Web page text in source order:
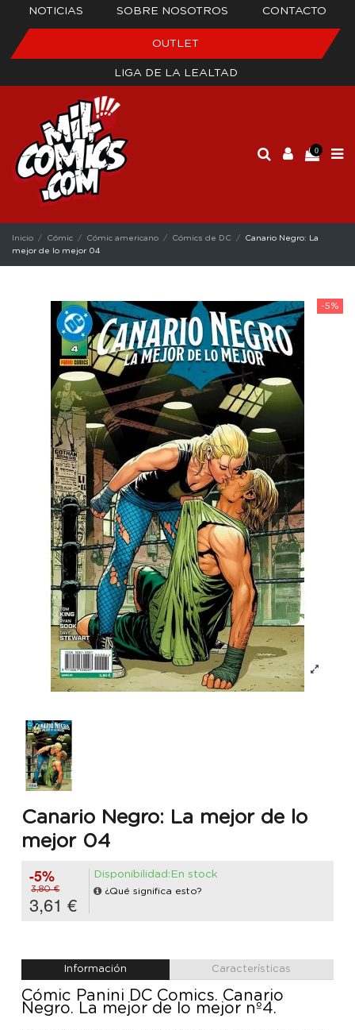
NOTICIAS SOBRE NOSOTROS CONTACTO
OUTLET
LIGA DE LA LEALTAD
0
Inicio Cómic Cómic americano Cómics de DC
Canario Negro: La
mejor de lo mejor 04
-5%
Canario Negro: La mejor de lo
mejor 04
-5%
3,80 €
3,61 €
Disponibilidad:En stock
¿Qué significa esto?
Información Características
Cómic Panini DC Comics. Canario
Negro. La mejor de lo mejor nº4.